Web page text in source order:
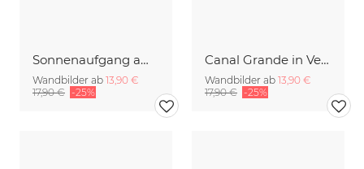
Sonnenaufgang am Piazza San Marco Venedig
Wandbilder ab 13,90 €
17,90 € -25%
Canal Grande in Venedig Italien
Wandbilder ab 13,90 €
17,90 € -25%